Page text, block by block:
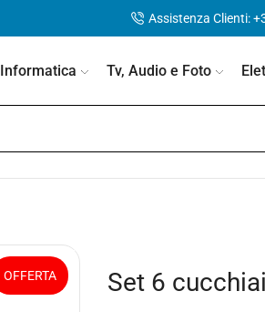
Assistenza Clienti:
Informatica Tv, Audio e Foto
OFFERTA Set 6